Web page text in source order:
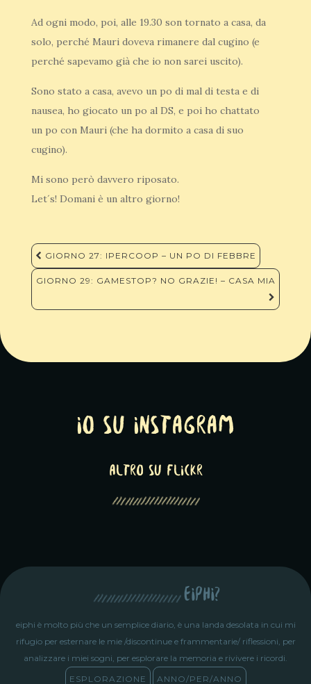
Ad ogni modo, poi, alle 19.30 son tornato a casa, da
solo, perché Mauri doveva rimanere dal cugino (e
perché sapevamo già che io non sarei uscito).
Sono stato a casa, avevo un po di mal di testa e di
nausea, ho giocato un po al DS, e poi ho chattato
un po con Mauri (che ha dormito a casa di suo
cugino).
Mi sono però davvero riposato.
Let´s! Domani è un altro giorno!
Navigazione
articoli
GIORNO 27: IPERCOOP – UN PO DI FEBBRE
GIORNO 29: GAMESTOP? NO GRAZIE! – CASA MIA
Io su Instagram
altro su Flickr
eiphi?
eiphi è molto più che un semplice diario, è una landa desolata in cui mi
rifugio per esternare le mie /discontinue e frammentarie/ riflessioni, per
analizzare i miei sogni, per esplorare la memoria e rivivere i ricordi.
ESPLORAZIONE
ANNO/PER/ANNO